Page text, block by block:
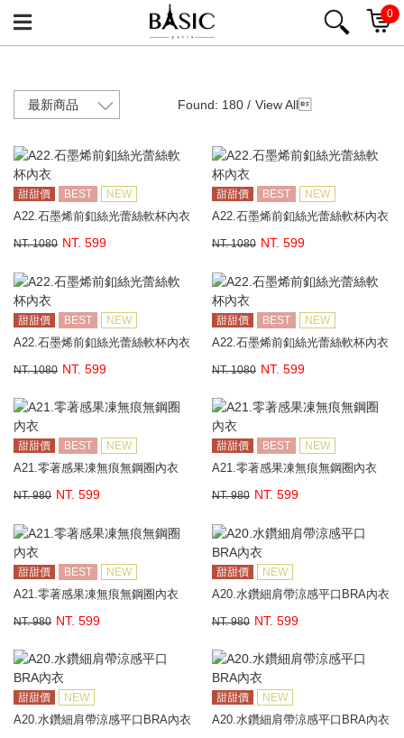
0
Found: 180 / View All
甜甜價 BEST NEW
A22.石墨烯前釦絲光蕾絲軟杯內衣
NT. 1080 NT. 599
甜甜價 BEST NEW
A22.石墨烯前釦絲光蕾絲軟杯內衣
NT. 1080 NT. 599
甜甜價 BEST NEW
A22.石墨烯前釦絲光蕾絲軟杯內衣
NT. 1080 NT. 599
甜甜價 BEST NEW
A22.石墨烯前釦絲光蕾絲軟杯內衣
NT. 1080 NT. 599
甜甜價 BEST NEW
A21.零著感果凍無痕無鋼圈內衣
NT. 980 NT. 599
甜甜價 BEST NEW
A21.零著感果凍無痕無鋼圈內衣
NT. 980 NT. 599
甜甜價 BEST NEW
A21.零著感果凍無痕無鋼圈內衣
NT. 980 NT. 599
甜甜價 NEW
A20.水鑽細肩帶涼感平口BRA內衣
NT. 980 NT. 599
甜甜價 NEW
A20.水鑽細肩帶涼感平口BRA內衣
甜甜價 NEW
A20.水鑽細肩帶涼感平口BRA內衣